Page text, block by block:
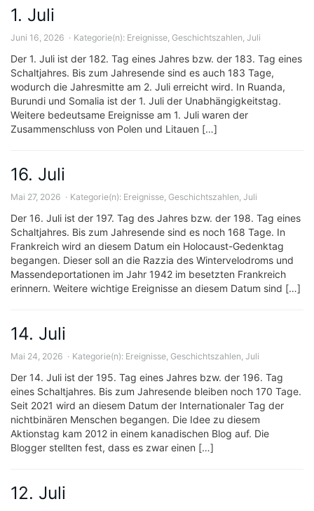
1. Juli
Juni 16, 2026 Kategorie(n): Ereignisse, Geschichtszahlen, Juli
Der 1. Juli ist der 182. Tag eines Jahres bzw. der 183. Tag eines
Schaltjahres. Bis zum Jahresende sind es auch 183 Tage,
wodurch die Jahresmitte am 2. Juli erreicht wird. In Ruanda,
Burundi und Somalia ist der 1. Juli der Unabhängigkeitstag.
Weitere bedeutsame Ereignisse am 1. Juli waren der
Zusammenschluss von Polen und Litauen […]
16. Juli
Mai 27, 2026 Kategorie(n): Ereignisse, Geschichtszahlen, Juli
Der 16. Juli ist der 197. Tag des Jahres bzw. der 198. Tag eines
Schaltjahres. Bis zum Jahresende sind es noch 168 Tage. In
Frankreich wird an diesem Datum ein Holocaust-Gedenktag
begangen. Dieser soll an die Razzia des Wintervelodroms und
Massendeportationen im Jahr 1942 im besetzten Frankreich
erinnern. Weitere wichtige Ereignisse an diesem Datum sind […]
14. Juli
Mai 24, 2026 Kategorie(n): Ereignisse, Geschichtszahlen, Juli
Der 14. Juli ist der 195. Tag eines Jahres bzw. der 196. Tag
eines Schaltjahres. Bis zum Jahresende bleiben noch 170 Tage.
Seit 2021 wird an diesem Datum der Internationaler Tag der
nichtbinären Menschen begangen. Die Idee zu diesem
Aktionstag kam 2012 in einem kanadischen Blog auf. Die
Blogger stellten fest, dass es zwar einen […]
12. Juli